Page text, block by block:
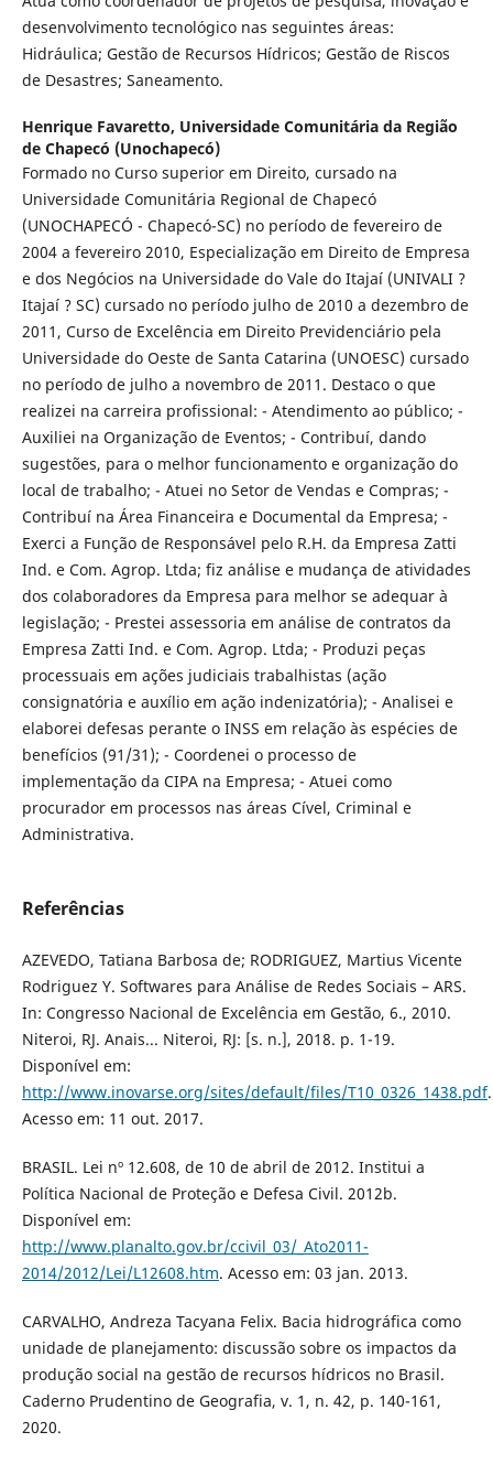
desenvolvimento tecnológico nas seguintes áreas:
Hidráulica; Gestão de Recursos Hídricos; Gestão de Riscos
de Desastres; Saneamento.
Henrique Favaretto, Universidade Comunitária da Região
de Chapecó (Unochapecó)
Formado no Curso superior em Direito, cursado na
Universidade Comunitária Regional de Chapecó
(UNOCHAPECÓ - Chapecó-SC) no período de fevereiro de
2004 a fevereiro 2010, Especialização em Direito de Empresa
e dos Negócios na Universidade do Vale do Itajaí (UNIVALI ?
Itajaí ? SC) cursado no período julho de 2010 a dezembro de
2011, Curso de Excelência em Direito Previdenciário pela
Universidade do Oeste de Santa Catarina (UNOESC) cursado
no período de julho a novembro de 2011. Destaco o que
realizei na carreira profissional: - Atendimento ao público; -
Auxiliei na Organização de Eventos; - Contribuí, dando
sugestões, para o melhor funcionamento e organização do
local de trabalho; - Atuei no Setor de Vendas e Compras; -
Contribuí na Área Financeira e Documental da Empresa; -
Exerci a Função de Responsável pelo R.H. da Empresa Zatti
Ind. e Com. Agrop. Ltda; fiz análise e mudança de atividades
dos colaboradores da Empresa para melhor se adequar à
legislação; - Prestei assessoria em análise de contratos da
Empresa Zatti Ind. e Com. Agrop. Ltda; - Produzi peças
processuais em ações judiciais trabalhistas (ação
consignatória e auxílio em ação indenizatória); - Analisei e
elaborei defesas perante o INSS em relação às espécies de
benefícios (91/31); - Coordenei o processo de
implementação da CIPA na Empresa; - Atuei como
procurador em processos nas áreas Cível, Criminal e
Administrativa.
Referências
AZEVEDO, Tatiana Barbosa de; RODRIGUEZ, Martius Vicente
Rodriguez Y. Softwares para Análise de Redes Sociais – ARS.
In: Congresso Nacional de Excelência em Gestão, 6., 2010.
Niteroi, RJ. Anais... Niteroi, RJ: [s. n.], 2018. p. 1-19.
Disponível em:
http://www.inovarse.org/sites/default/files/T10_0326_1438.pdf.
Acesso em: 11 out. 2017.
BRASIL. Lei nº 12.608, de 10 de abril de 2012. Institui a
Política Nacional de Proteção e Defesa Civil. 2012b.
Disponível em:
http://www.planalto.gov.br/ccivil_03/_Ato2011-
2014/2012/Lei/L12608.htm. Acesso em: 03 jan. 2013.
CARVALHO, Andreza Tacyana Felix. Bacia hidrográfica como
unidade de planejamento: discussão sobre os impactos da
produção social na gestão de recursos hídricos no Brasil.
Caderno Prudentino de Geografia, v. 1, n. 42, p. 140-161,
2020.